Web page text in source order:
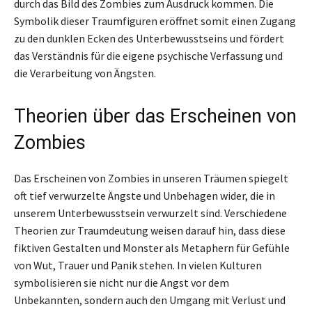
durch das Bild des Zombies zum Ausdruck kommen. Die
Symbolik dieser Traumfiguren eröffnet somit einen Zugang
zu den dunklen Ecken des Unterbewusstseins und fördert
das Verständnis für die eigene psychische Verfassung und
die Verarbeitung von Ängsten.
Theorien über das Erscheinen von
Zombies
Das Erscheinen von Zombies in unseren Träumen spiegelt
oft tief verwurzelte Ängste und Unbehagen wider, die in
unserem Unterbewusstsein verwurzelt sind. Verschiedene
Theorien zur Traumdeutung weisen darauf hin, dass diese
fiktiven Gestalten und Monster als Metaphern für Gefühle
von Wut, Trauer und Panik stehen. In vielen Kulturen
symbolisieren sie nicht nur die Angst vor dem
Unbekannten, sondern auch den Umgang mit Verlust und